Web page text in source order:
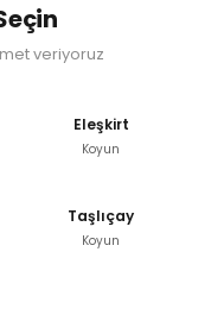
veriyoruz
Eleşkirt
Koyun
Taşlıçay
Koyun